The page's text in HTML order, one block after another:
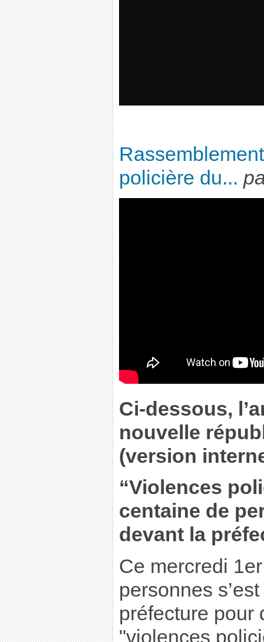
policière du...
Ci-dessous,
nouvelle
(version
“Violences
centaine de
devant la
Ce mercredi
personnes
préfecture pour
"violences